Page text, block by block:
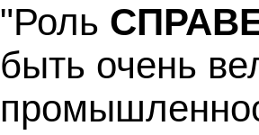
"Роль
быть очень